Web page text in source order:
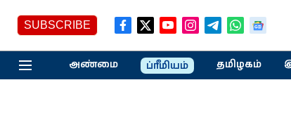
SUBSCRIBE
அண்மை ப்ரீமியம் தமிழகம்